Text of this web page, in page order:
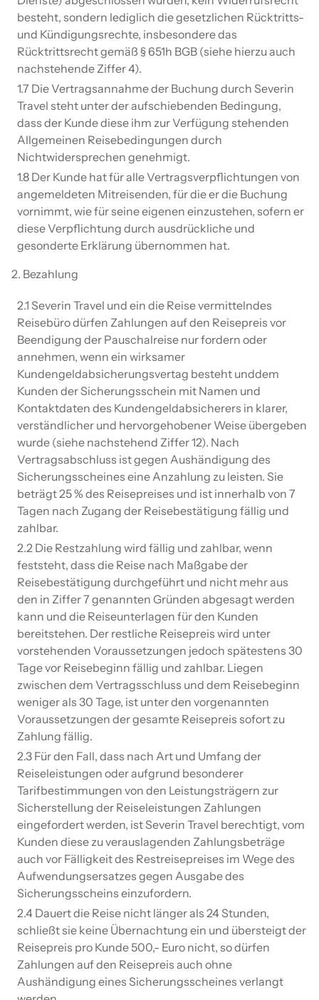
besteht, sondern lediglich die gesetzlichen Rücktritts-
und Kündigungsrechte, insbesondere das
Rücktrittsrecht gemäß § 651h BGB (siehe hierzu auch
nachstehende Ziffer 4).
1.7 Die Vertragsannahme der Buchung durch Severin
Travel steht unter der aufschiebenden Bedingung,
dass der Kunde diese ihm zur Verfügung stehenden
Allgemeinen Reisebedingungen durch
Nichtwidersprechen genehmigt.
1.8 Der Kunde hat für alle Vertragsverpflichtungen von
angemeldeten Mitreisenden, für die er die Buchung
vornimmt, wie für seine eigenen einzustehen, sofern er
diese Verpflichtung durch ausdrückliche und
gesonderte Erklärung übernommen hat.
2. Bezahlung
2.1 Severin Travel und ein die Reise vermittelndes
Reisebüro dürfen Zahlungen auf den Reisepreis vor
Beendigung der Pauschalreise nur fordern oder
annehmen, wenn ein wirksamer
Kundengeldabsicherungsvertag besteht unddem
Kunden der Sicherungsschein mit Namen und
Kontaktdaten des Kundengeldabsicherers in klarer,
verständlicher und hervorgehobener Weise übergeben
wurde (siehe nachstehend Ziffer 12). Nach
Vertragsabschluss ist gegen Aushändigung des
Sicherungsscheines eine Anzahlung zu leisten. Sie
beträgt 25 % des Reisepreises und ist innerhalb von 7
Tagen nach Zugang der Reisebestätigung fällig und
zahlbar.
2.2 Die Restzahlung wird fällig und zahlbar, wenn
feststeht, dass die Reise nach Maßgabe der
Reisebestätigung durchgeführt und nicht mehr aus
den in Ziffer 7 genannten Gründen abgesagt werden
kann und die Reiseunterlagen für den Kunden
bereitstehen. Der restliche Reisepreis wird unter
vorstehenden Voraussetzungen jedoch spätestens 30
Tage vor Reisebeginn fällig und zahlbar. Liegen
zwischen dem Vertragsschluss und dem Reisebeginn
weniger als 30 Tage, ist unter den vorgenannten
Voraussetzungen der gesamte Reisepreis sofort zu
Zahlung fällig.
2.3 Für den Fall, dass nach Art und Umfang der
Reiseleistungen oder aufgrund besonderer
Tarifbestimmungen von den Leistungsträgern zur
Sicherstellung der Reiseleistungen Zahlungen
eingefordert werden, ist Severin Travel berechtigt, vom
Kunden diese zu verauslagenden Zahlungsbeträge
auch vor Fälligkeit des Restreisepreises im Wege des
Aufwendungsersatzes gegen Ausgabe des
Sicherungsscheins einzufordern.
2.4 Dauert die Reise nicht länger als 24 Stunden,
schließt sie keine Übernachtung ein und übersteigt der
Reisepreis pro Kunde 500,- Euro nicht, so dürfen
Zahlungen auf den Reisepreis auch ohne
Aushändigung eines Sicherungsscheines verlangt